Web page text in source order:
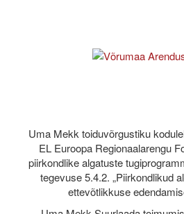
Uma Mekk toiduvõrgustiku
EL Euroopa Regionaalarengu
piirkondlike algatuste
tegevuse 5.4.2. „Piirkondlikud
ettevõtlikkuse